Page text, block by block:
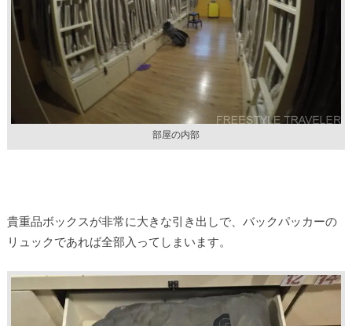
部屋の内部
貴重品ボックスが非常に大きな引き出しで、バックパッカーの
リュックであれば全部入ってしまいます。